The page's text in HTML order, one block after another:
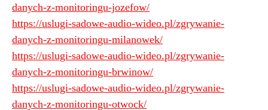
danych-z-monitoringu-jozefow/
https://uslugi-sadowe-audio-wideo.pl/zgrywanie-
danych-z-monitoringu-milanowek/
https://uslugi-sadowe-audio-wideo.pl/zgrywanie-
danych-z-monitoringu-brwinow/
https://uslugi-sadowe-audio-wideo.pl/zgrywanie-
danych-z-monitoringu-otwock/